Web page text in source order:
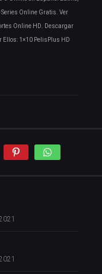
Series Online Gratis. Ver
Online HD. Descargar
Ellos: 1×10 PelisPlus HD